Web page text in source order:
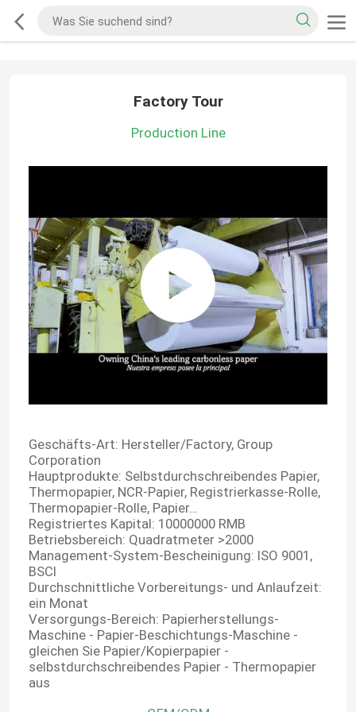
Factory Tour
Production Line
Geschäfts-Art: Hersteller/Factory, Group
Corporation
Hauptprodukte: Selbstdurchschreibendes Papier,
Thermopapier, NCR-Papier, Registrierkasse-Rolle,
Thermopapier-Rolle, Papier…
Registriertes Kapital: 10000000 RMB
Betriebsbereich: Quadratmeter >2000
Management-System-Bescheinigung: ISO 9001,
BSCI
Durchschnittliche Vorbereitungs- und Anlaufzeit:
ein Monat
Versorgungs-Bereich: Papierherstellungs-
Maschine - Papier-Beschichtungs-Maschine -
gleichen Sie Papier/Kopierpapier -
selbstdurchschreibendes Papier - Thermopapier
aus